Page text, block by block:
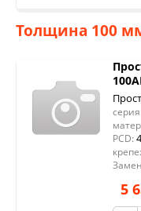
Толщина 100
серия:
PCD:
5